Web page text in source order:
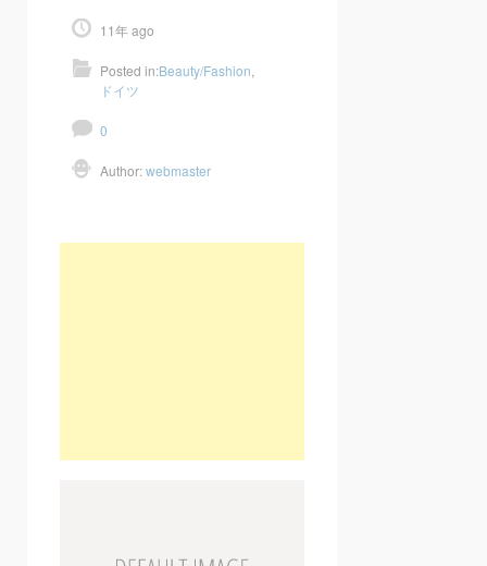
11年 ago
Posted in:Beauty/Fashion
ドイツ
0
Author:webmaster